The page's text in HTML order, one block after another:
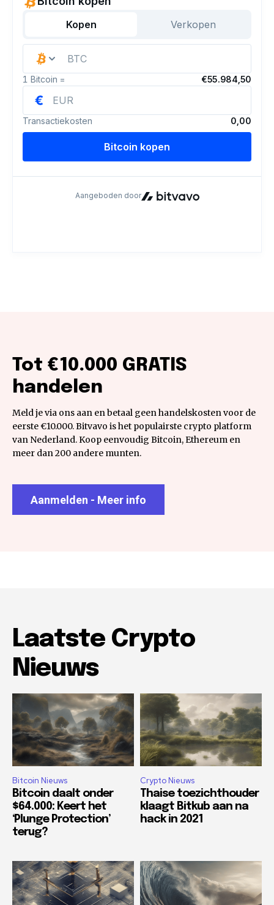
Tot €10.000 GRATIS
handelen
Meld je via ons aan en betaal geen handelskosten voor de
eerste €10.000. Bitvavo is het populairste crypto platform
van Nederland. Koop eenvoudig Bitcoin, Ethereum en
meer dan 200 andere munten.
Aanmelden - Meer info
Laatste Crypto
Nieuws
Bitcoin Nieuws
Bitcoin daalt onder
$64.000: Keert het
‘Plunge Protection’
terug?
Crypto Nieuws
Thaise toezichthouder
klaagt Bitkub aan na
hack in 2021